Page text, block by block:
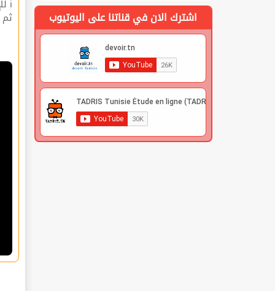
ℹ للإشتراك قوم بعملية التسجيل🔐 في الموقع |
اشترك الان في قناتنا على اليوتيوب